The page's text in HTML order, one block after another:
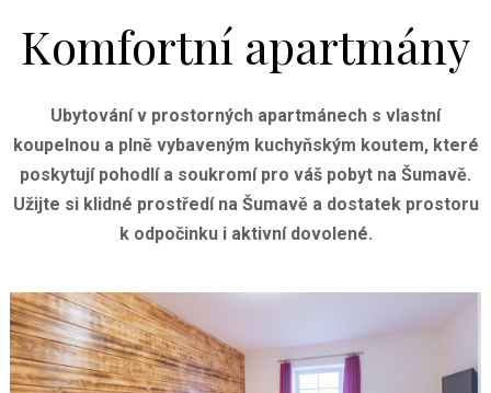
Komfortní apartmány
Ubytování v prostorných apartmánech s vlastní
koupelnou a plně vybaveným kuchyňským koutem, které
poskytují pohodlí a soukromí pro váš pobyt na Šumavě.
Užijte si klidné prostředí na Šumavě a dostatek prostoru
k odpočinku i aktivní dovolené.